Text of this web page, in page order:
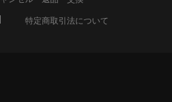
特定商取引法について